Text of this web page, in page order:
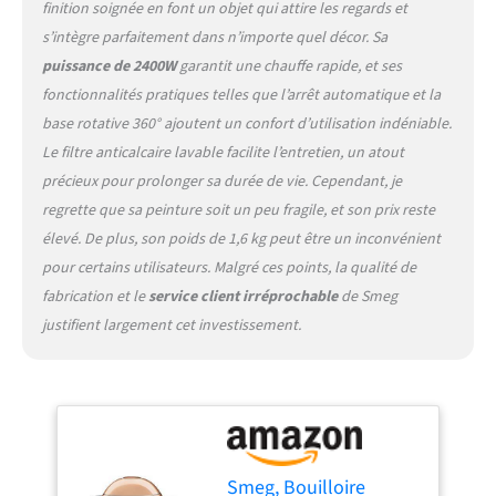
légèrement rétro, la
bouilloire Smeg rend
chaque instant spécial en
chauffant l'eau en un
instant et de manière
précise et efficace
finition soignée en font un objet qui attire les regards et
s’intègre parfaitement dans n’importe quel décor. Sa
puissance de 2400Wgarantit une chauffe rapide, et ses
fonctionnalités pratiques telles que l’arrêt automatique et la
base rotative 360° ajoutent un confort d’utilisation indéniable.
Le filtre anticalcaire lavable facilite l’entretien, un atout
précieux pour prolonger sa durée de vie. Cependant, je
regrette que sa peinture soit un peu fragile, et son prix reste
élevé. De plus, son poids de 1,6 kg peut être un inconvénient
pour certains utilisateurs. Malgré ces points, la qualité de
fabrication et leservice client irréprochablede Smeg
justifient largement cet investissement.
Smeg, Bouilloire